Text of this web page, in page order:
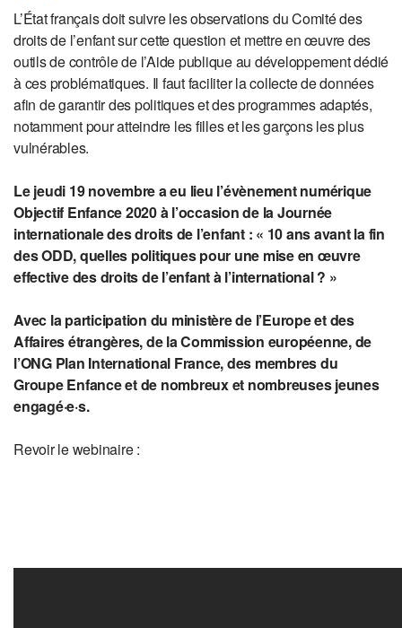
L’État français doit suivre les observations du Comité des
droits de l’enfant sur cette question et mettre en œuvre des
outils de contrôle de l’Aide publique au développement dédié
à ces problématiques. Il faut faciliter la collecte de données
afin de garantir des politiques et des programmes adaptés,
notamment pour atteindre les filles et les garçons les plus
vulnérables.
Le jeudi 19 novembre a eu lieu l’évènement numérique
Objectif Enfance 2020 à l’occasion de la Journée
internationale des droits de l’enfant : « 10 ans avant la fin
des ODD, quelles politiques pour une mise en œuvre
effective des droits de l’enfant à l’international ? »
Avec la participation du ministère de l’Europe et des
Affaires étrangères, de la Commission européenne, de
l’ONG Plan International France, des membres du
Groupe Enfance et de nombreux et nombreuses jeunes
engagé·e·s.
Revoir le webinaire :